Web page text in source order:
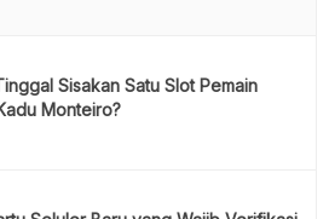
Sisakan Satu Slot Pemain
Monteiro?